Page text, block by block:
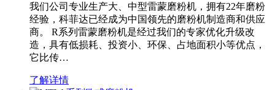
我们公司专业生产大、中型雷蒙磨粉机，拥有22年磨粉
经验，科菲达已经成为中国领先的磨粉机制造商和供应
商。 R系列雷蒙磨粉机是经过我们的专家优化升级改
造，具有低损耗、投资小、环保、占地面积小等优点，
它比传…
了解详情